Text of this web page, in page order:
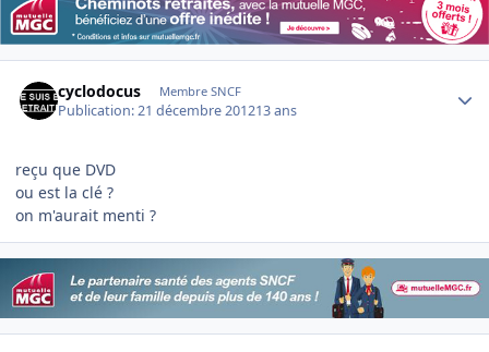
cyclodocus Membre SNCF
Publication:21 décembre 201213 ans
reçu que DVD
ou est la clé ?
on m'aurait menti ?